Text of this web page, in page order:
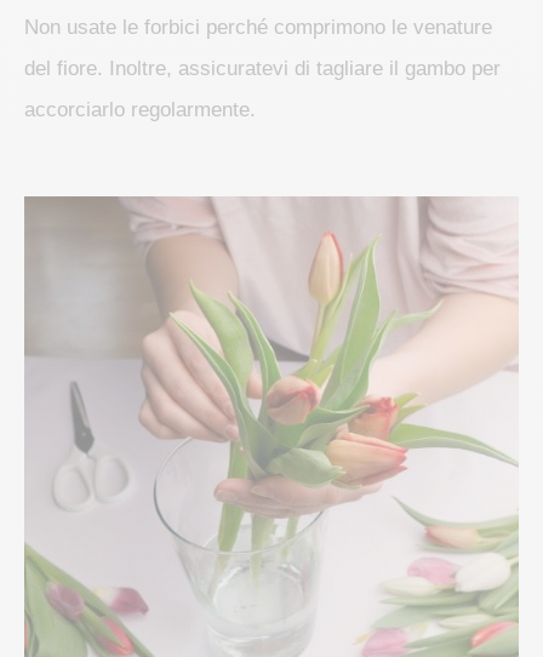
Non usate le forbici perché comprimono le venature
del fiore. Inoltre, assicuratevi di tagliare il gambo per
accorciarlo regolarmente.